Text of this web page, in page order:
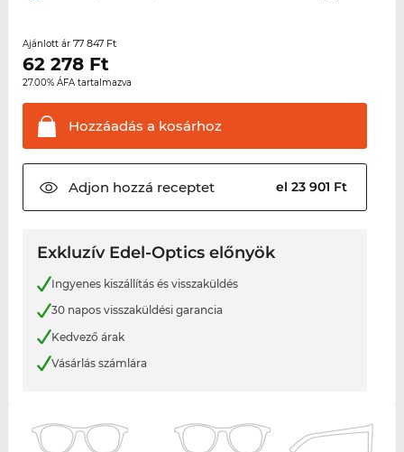
Ajánlott ár 77 847 Ft
62 278Ft
27.00% ÁFA tartalmazva
Hozzáadás a kosárhoz
Adjon hozzá receptet el 23 901 Ft
Exkluzív Edel-Optics előnyök
Ingyenes kiszállítás és visszaküldés
30 napos visszaküldési garancia
Kedvező árak
Vásárlás számlára